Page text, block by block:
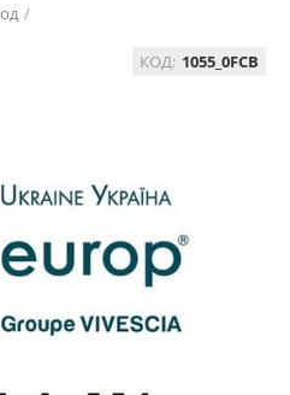
/
КОД: 1055_0FCB